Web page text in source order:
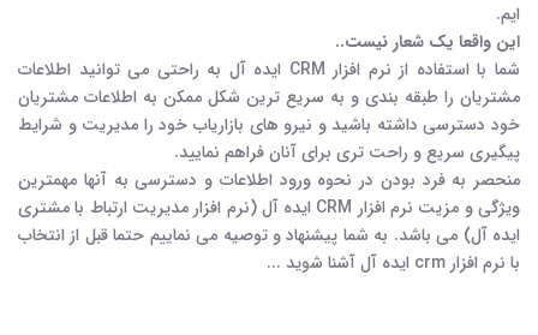
ایم.
این واقعا یک شعار نیست..
شما با استفاده از نرم افزار CRM ایده آل به راحتی می توانید اطلاعات
مشتریان را طبقه بندی و به سریع ترین شکل ممکن به اطلاعات مشتریان
خود دسترسی داشته باشید و نیرو های بازاریاب خود را مدیریت و شرایط
پیگیری سریع و راحت تری برای آنان فراهم نمایید.
منحصر به فرد بودن در نحوه ورود اطلاعات و دسترسی به آنها مهمترین
ویژگی و مزیت نرم افزار CRM ایده آل (نرم افزار مدیریت ارتباط با مشتری
ایده آل) می باشد. به شما پیشنهاد و توصیه می نماییم حتما قبل از انتخاب
با نرم افزار crm ایده آل آشنا شوید ...